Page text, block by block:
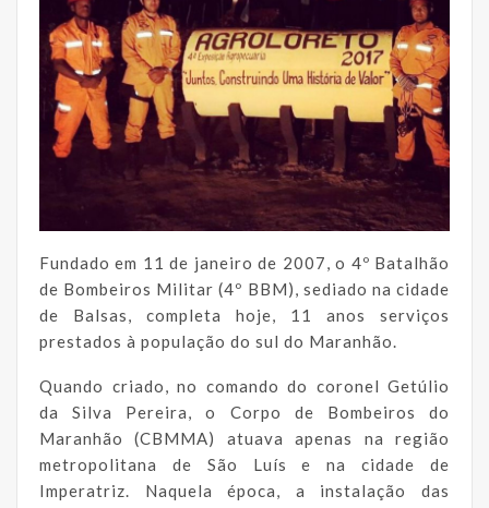
Fundado em 11 de janeiro de 2007, o 4º Batalhão
de Bombeiros Militar (4º BBM), sediado na cidade
de Balsas, completa hoje, 11 anos serviços
prestados à população do sul do Maranhão.
Quando criado, no comando do coronel Getúlio
da Silva Pereira, o Corpo de Bombeiros do
Maranhão (CBMMA) atuava apenas na região
metropolitana de São Luís e na cidade de
Imperatriz. Naquela época, a instalação das